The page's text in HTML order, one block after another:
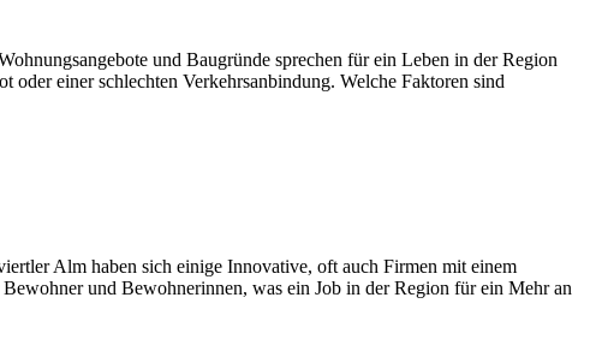
und Baugründe sprechen für ein Leben in der Region
einer schlechten Verkehrsanbindung. Welche Faktoren sind
Alm haben sich einige Innovative, oft auch Firmen mit einem
und Bewohnerinnen, was ein Job in der Region für ein Mehr an